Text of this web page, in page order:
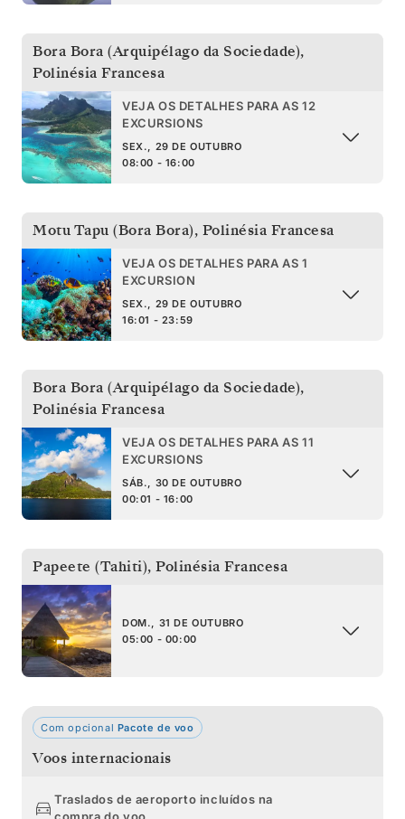
Bora Bora (Arquipélago da Sociedade),
Polinésia Francesa
VEJA OS DETALHES PARA AS 12
EXCURSIONS
SEX., 29 DE OUTUBRO
08:00 - 16:00
Motu Tapu (Bora Bora), Polinésia Francesa
VEJA OS DETALHES PARA AS 1
EXCURSION
SEX., 29 DE OUTUBRO
16:01 - 23:59
Bora Bora (Arquipélago da Sociedade),
Polinésia Francesa
VEJA OS DETALHES PARA AS 11
EXCURSIONS
SÁB., 30 DE OUTUBRO
00:01 - 16:00
Papeete (Tahiti), Polinésia Francesa
DOM., 31 DE OUTUBRO
05:00 - 00:00
Com opcional Pacote de voo
Voos internacionais
Traslados de aeroporto incluídos na
compra do voo